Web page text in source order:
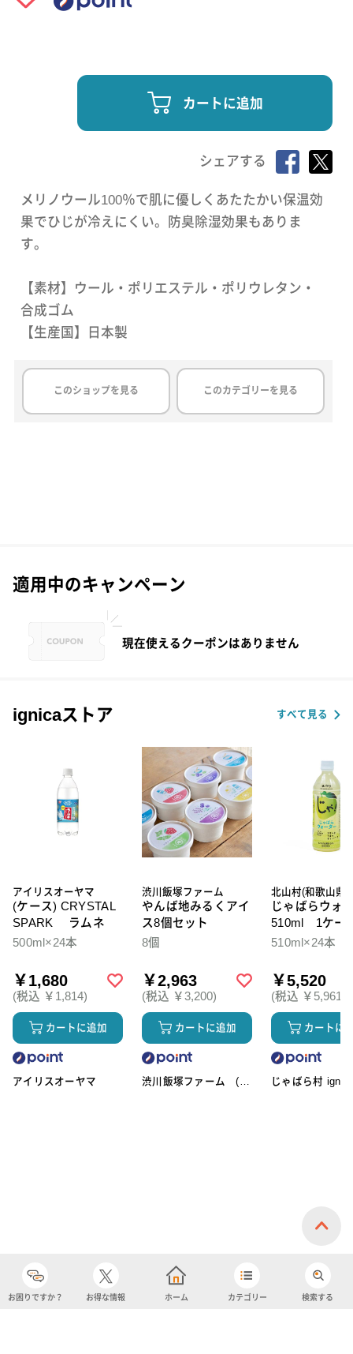
カートに追加
シェアする
メリノウール100％で肌に優しくあたたかい保温効
果でひじが冷えにくい。防臭除湿効果もありま
す。
【素材】ウール・ポリエステル・ポリウレタン・
合成ゴム
【生産国】日本製
このショップを見る このカテゴリーを見る
適用中のキャンペーン
現在使えるクーポンはありません
ignicaストア すべて見る
アイリスオーヤマ
(ケース) CRYSTAL
SPARK ラムネ
500ml×24本
￥1,680
(税込 ￥1,814)
カートに追加
アイリスオーヤマ
渋川飯塚ファーム
やんば地みるくアイ
ス8個セット
8個
￥2,963
(税込 ￥3,200)
カートに追加
渋川飯塚ファーム (ア
北山村(和歌山県)
じゃばらウォ
510ml 1ケー
本入
510ml×24本
￥5,520
(税込 ￥5,961)
カートに
じゃばら村
お困りですか？ お得な情報 ホーム カテゴリー 検索する